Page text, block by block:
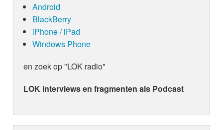
Android
BlackBerry
iPhone / iPad
Windows Phone
en zoek op "LOK radio"
LOK interviews en fragmenten als Podcast